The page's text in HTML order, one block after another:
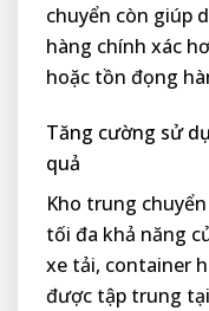
chuyển còn giúp
hàng chính xác
hoặc tồn đọng
Tăng cường sử
quả
Kho trung
tối đa khả năng
xe tải, container
được tập trung